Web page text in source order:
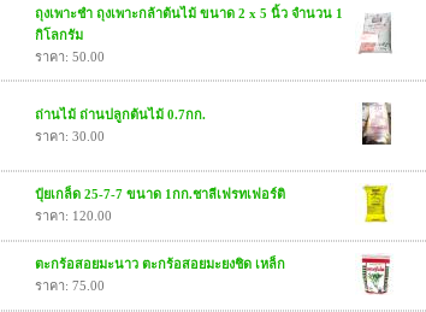
ถุงเพาะชำ ถุงเพาะกล้าต้นไม้ ขนาด 2 x 5 นิ้ว จำนวน 1
กิโลกรัม
ราคา: 50.00
ถ่านไม้ ถ่านปลูกต้นไม้ 0.7กก.
ราคา: 30.00
ปุ๋ยเกล็ด 25-7-7 ขนาด 1กก.ชาลีเฟรทเฟอร์ติ
ราคา: 120.00
ตะกร้อสอยมะนาว ตะกร้อสอยมะยงชิด เหล็ก
ราคา: 75.00